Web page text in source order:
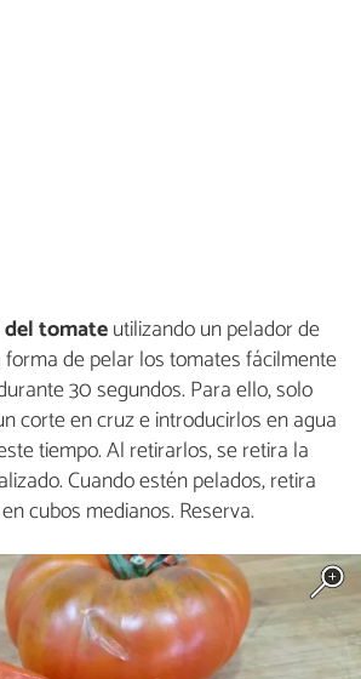
tomateutilizando un pelador de
de pelar los tomates fácilmente
30 segundos. Para ello, solo
corte en cruz e introducirlos en agua
tiempo. Al retirarlos, se retira la
Cuando estén pelados, retira
cubos medianos. Reserva.